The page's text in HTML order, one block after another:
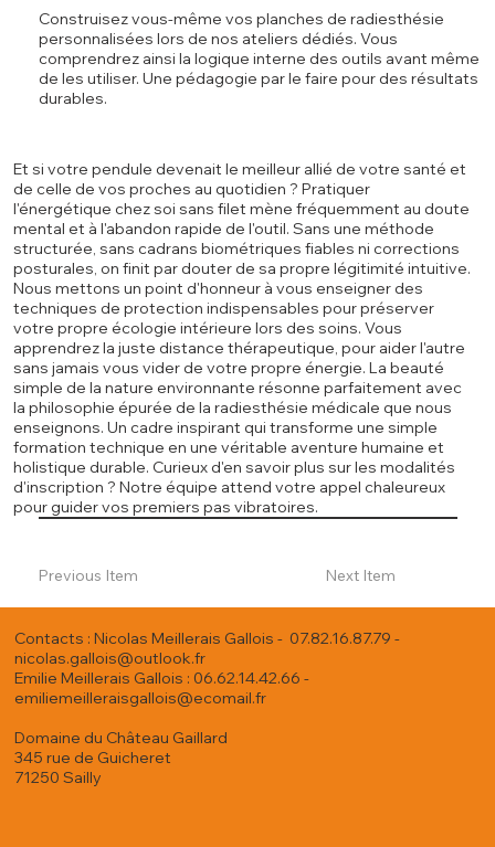
Construisez vous-même vos planches de radiesthésie
personnalisées lors de nos ateliers dédiés. Vous
comprendrez ainsi la logique interne des outils avant même
de les utiliser. Une pédagogie par le faire pour des résultats
durables.
Et si votre pendule devenait le meilleur allié de votre santé et
de celle de vos proches au quotidien ? Pratiquer
l'énergétique chez soi sans filet mène fréquemment au doute
mental et à l'abandon rapide de l'outil. Sans une méthode
structurée, sans cadrans biométriques fiables ni corrections
posturales, on finit par douter de sa propre légitimité intuitive.
Nous mettons un point d'honneur à vous enseigner des
techniques de protection indispensables pour préserver
votre propre écologie intérieure lors des soins. Vous
apprendrez la juste distance thérapeutique, pour aider l'autre
sans jamais vous vider de votre propre énergie. La beauté
simple de la nature environnante résonne parfaitement avec
la philosophie épurée de la radiesthésie médicale que nous
enseignons. Un cadre inspirant qui transforme une simple
formation technique en une véritable aventure humaine et
holistique durable. Curieux d'en savoir plus sur les modalités
d'inscription ? Notre équipe attend votre appel chaleureux
pour guider vos premiers pas vibratoires.
Previous Item Next Item
Contacts : Nicolas Meillerais Gallois - 07.82.16.87.79 -
nicolas.gallois@outlook.fr
Emilie Meillerais Gallois : 06.62.14.42.66 -
emiliemeilleraisgallois@ecomail.fr
Domaine du Château Gaillard
345 rue de Guicheret
71250 Sailly